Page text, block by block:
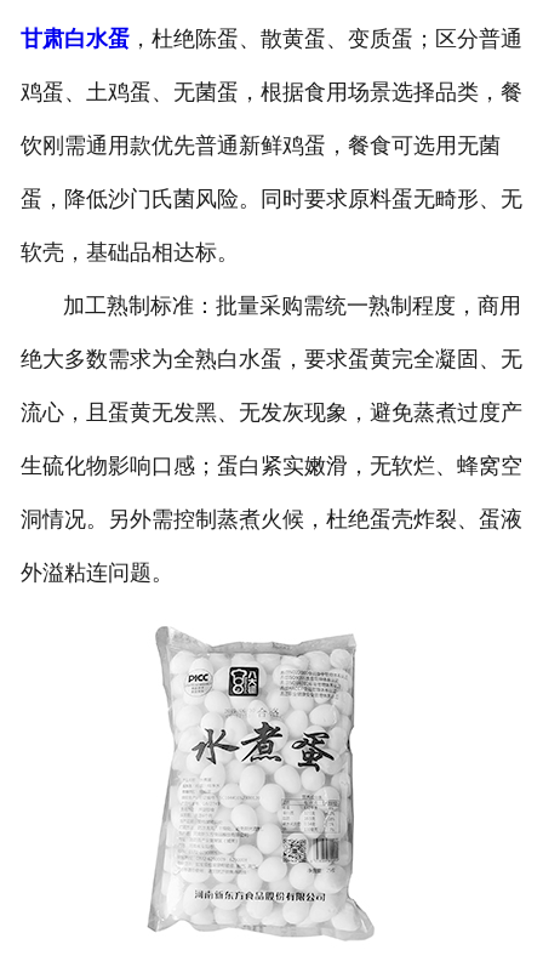
甘肃白水蛋，杜绝陈蛋、散黄蛋、变质蛋；区分普通
鸡蛋、土鸡蛋、无菌蛋，根据食用场景选择品类，餐
饮刚需通用款优先普通新鲜鸡蛋，餐食可选用无菌
蛋，降低沙门氏菌风险。同时要求原料蛋无畸形、无
软壳，基础品相达标。
加工熟制标准：批量采购需统一熟制程度，商用
绝大多数需求为全熟白水蛋，要求蛋黄完全凝固、无
流心，且蛋黄无发黑、无发灰现象，避免蒸煮过度产
生硫化物影响口感；蛋白紧实嫩滑，无软烂、蜂窝空
洞情况。另外需控制蒸煮火候，杜绝蛋壳炸裂、蛋液
外溢粘连问题。